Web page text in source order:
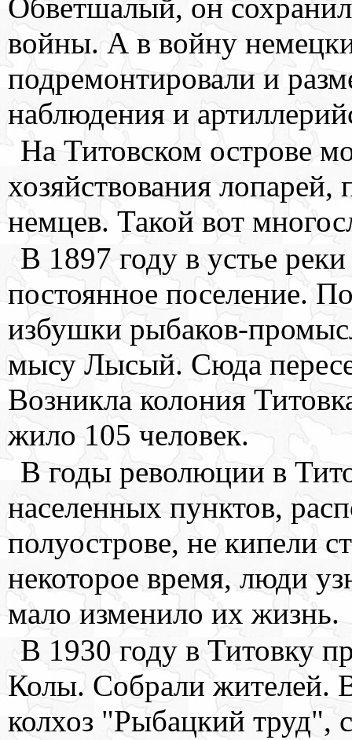
Обветшалый, он
войны. А в войну
подремонтировали и
наблюдения и
На Титовском острове
хозяйствования
немцев. Такой вот
В 1897 году в устье
постоянное поселение.
избушки рыбаков-
мысу Лысый. Сюда
Возникла колония
жило 105 человек.
В годы революции в
населенных пунктов,
полуострове, не кипели
некоторое время, люди
мало изменило их жизнь.
В 1930 году в Титовку
Колы. Собрали жителей.
колхоз "Рыбацкий труд",